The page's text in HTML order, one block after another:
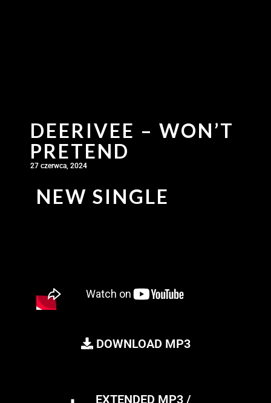
DEERIVEE – WON’T
PRETEND
27 czerwca, 2024
NEW SINGLE
DOWNLOAD MP3
EXTENDED MP3 /